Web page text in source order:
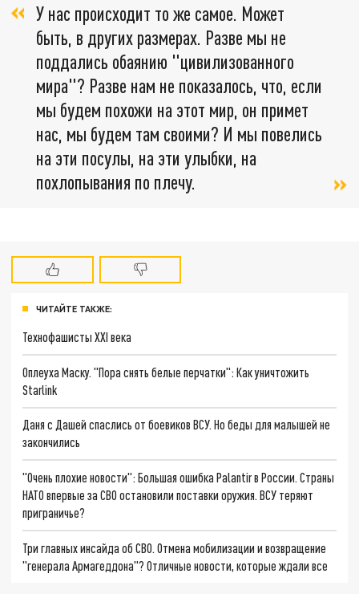
У нас происходит то же самое. Может
быть, в других размерах. Разве мы не
поддались обаянию "цивилизованного
мира"? Разве нам не показалось, что, если
мы будем похожи на этот мир, он примет
нас, мы будем там своими? И мы повелись
на эти посулы, на эти улыбки, на
похлопывания по плечу.
ЧИТАЙТЕ ТАКЖЕ:
Технофашисты XXI века
Оплеуха Маску. "Пора снять белые перчатки": Как уничтожить
Starlink
Даня с Дашей спаслись от боевиков ВСУ. Но беды для малышей не
закончились
"Очень плохие новости": Большая ошибка Palantir в России. Страны
НАТО впервые за СВО остановили поставки оружия. ВСУ теряют
приграничье?
Три главных инсайда об СВО. Отмена мобилизации и возвращение
"генерала Армагеддона"? Отличные новости, которые ждали все